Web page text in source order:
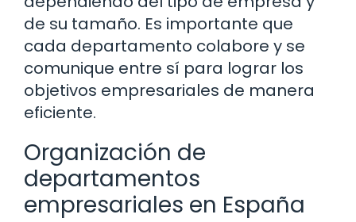
de su tamaño. Es importante que
cada departamento colabore y se
comunique entre sí para lograr los
objetivos empresariales de manera
eficiente.
Organización de
departamentos
empresariales en España